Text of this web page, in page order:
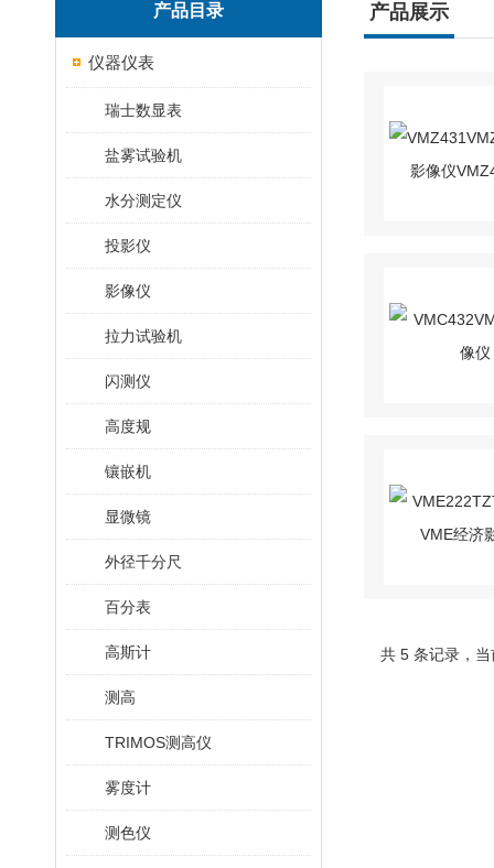
产品目录
仪器仪表
瑞士数显表
盐雾试验机
水分测定仪
投影仪
影像仪
拉力试验机
闪测仪
高度规
镶嵌机
显微镜
外径千分尺
百分表
高斯计
测高
TRIMOS测高仪
雾度计
测色仪
产品展示
共 5 条记录，